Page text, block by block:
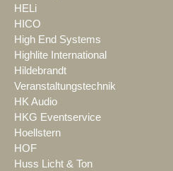
HELi
HICO
High End Systems
Highlite International
Hildebrandt
Veranstaltungstechnik
HK Audio
HKG Eventservice
Hoellstern
HOF
Huss Licht & Ton